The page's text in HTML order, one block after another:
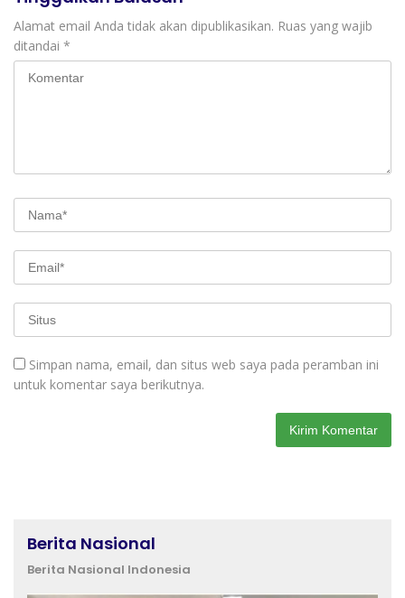
Alamat email Anda tidak akan dipublikasikan. Ruas yang wajib
ditandai *
Simpan nama, email, dan situs web saya pada peramban ini
untuk komentar saya berikutnya.
Berita Nasional
Berita Nasional Indonesia